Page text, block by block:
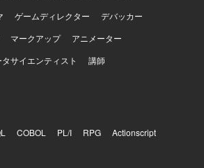
ゲームディレクター
デバッカー
マークアップ
アニメーター
サイエンティスト 講師
COBOL PL/I RPG
Actionscript